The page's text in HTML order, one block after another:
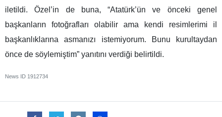
iletildi. Özel’in de buna, “Atatürk’ün ve önceki genel
başkanların fotoğrafları olabilir ama kendi resimlerimi il
başkanlıklarına asmanızı istemiyorum. Bunu kurultaydan
önce de söylemiştim” yanıtını verdiği belirtildi.
News ID 1912734